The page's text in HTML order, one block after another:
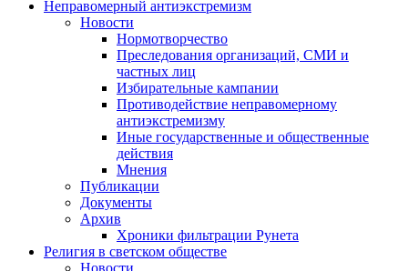
Неправомерный антиэкстремизм
Новости
Нормотворчество
Преследования организаций, СМИ и
частных лиц
Избирательные кампании
Противодействие неправомерному
антиэкстремизму
Иные государственные и общественные
действия
Мнения
Публикации
Документы
Архив
Хроники фильтрации Рунета
Религия в светском обществе